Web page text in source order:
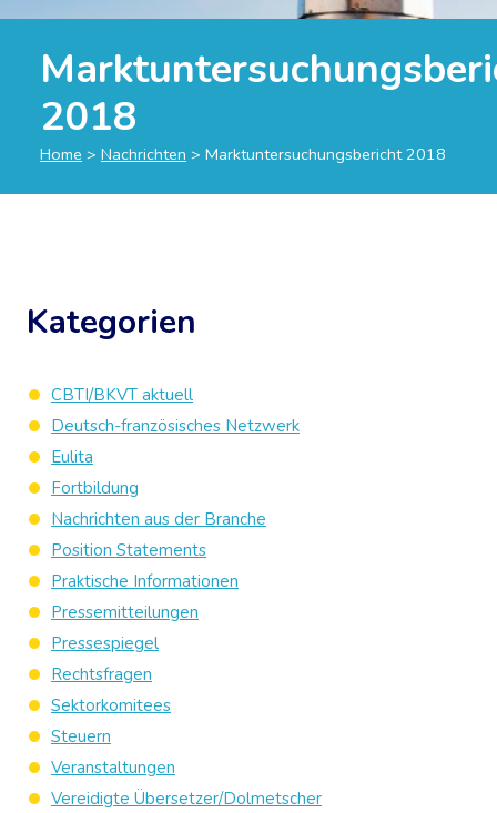
2018
Home > Nachrichten > Marktuntersuchungsbericht 2018
Kategorien
CBTI/BKVT aktuell
Deutsch-französisches Netzwerk
Eulita
Fortbildung
Nachrichten aus der Branche
Position Statements
Praktische Informationen
Pressemitteilungen
Pressespiegel
Rechtsfragen
Sektorkomitees
Steuern
Veranstaltungen
Vereidigte Übersetzer/Dolmetscher